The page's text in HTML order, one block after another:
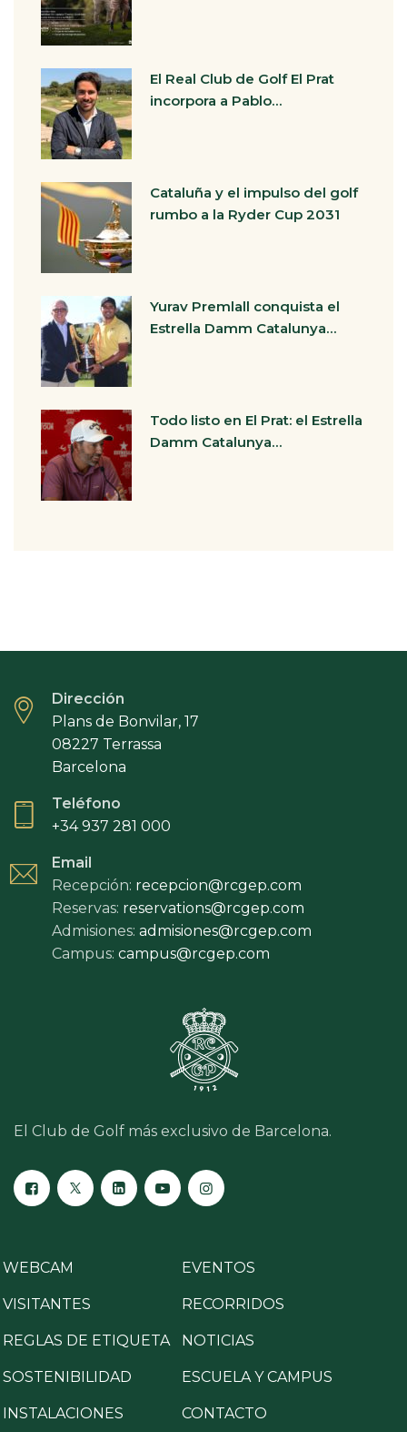
El Real Club de Golf El Prat
incorpora a Pablo…
Cataluña y el impulso del golf
rumbo a la Ryder Cup 2031
Yurav Premlall conquista el
Estrella Damm Catalunya…
Todo listo en El Prat: el Estrella
Damm Catalunya…
Dirección
Plans de Bonvilar, 17
08227 Terrassa
Barcelona
Teléfono
+34 937 281 000
Email
Recepción: recepcion@rcgep.com
Reservas: reservations@rcgep.com
Admisiones: admisiones@rcgep.com
Campus: campus@rcgep.com
El Club de Golf más exclusivo de Barcelona.
WEBCAM EVENTOS
VISITANTES RECORRIDOS
REGLAS DE ETIQUETA NOTICIAS
SOSTENIBILIDAD ESCUELA Y CAMPUS
INSTALACIONES CONTACTO